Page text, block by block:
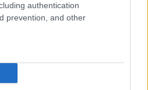
authentication
prevention, and other
στα 62: Πώς
– Τι ισχύει με τα